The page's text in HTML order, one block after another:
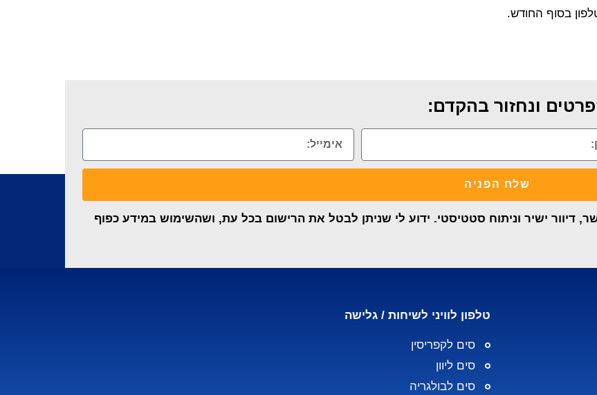
בסוף החודש.
ונחזור בהקדם:
ישיר וניתוח סטטיסטי. ידוע לי שניתן לבטל את הרישום בכל עת, ושהשימוש במידע כפוף
שלח הפניה
טלפון לוויני לשיחות / גלישה
סים לקפריסין
סים ליוון
סים לבולגריה